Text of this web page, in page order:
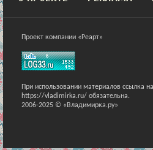
Проект компании «Реарт»
При использовании материалов ссылка на
https://vladimirka.ru/ обязательна.
2006-2025 © «Владимирка.ру»